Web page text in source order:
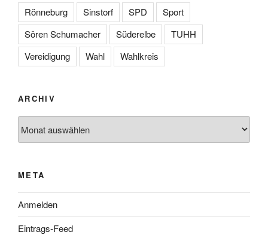
Rönneburg
Sinstorf SPD
Sport
Sören Schumacher
Süderelbe
TUHH
Vereidigung
Wahl Wahlkreis
ARCHIV
META
Anmelden
Eintrags-Feed